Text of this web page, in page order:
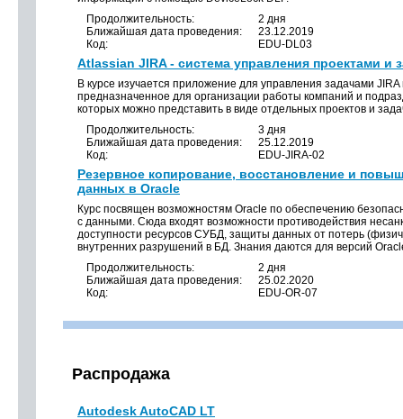
Продолжительность:
2 дня
Ближайшая дата проведения:
23.12.2019
Код:
EDU-DL03
Atlassian JIRA - система управления проектами и
В курсе изучается приложение для управления задачами
предназначенное для организации работы компаний и
которых можно представить в виде отдельных проектов и
Продолжительность:
3 дня
Ближайшая дата проведения:
25.12.2019
Код:
EDU-JIRA-02
Резервное копирование, восстановление и
данных в Oracle
Курс посвящен возможностям Oracle по обеспечению
с данными. Сюда входят возможности противодействия
доступности ресурсов СУБД, защиты данных от потерь
внутренних разрушений в БД. Знания даются для версий
Продолжительность:
2 дня
Ближайшая дата проведения:
25.02.2020
Код:
EDU-OR-07
Распродажа
Autodesk AutoCAD LT